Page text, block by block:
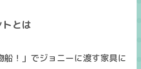
とは
船！」でジョニーに渡す家具に